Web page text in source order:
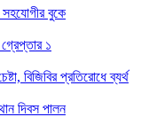
সহযোগীর বুকে
১
বিজিবির প্রতিরোধে ব্যর্থ
দিবস পালন